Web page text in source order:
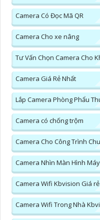
Camera Có Đọc Mã QR
Camera Cho xe nâng
Tư Vấn Chọn Camera Cho
Camera Giá Rẻ Nhất
Lắp Camera Phòng Phẩu
Camera có chống trộm
Camera Cho Công Trình
Camera Nhìn Màn Hình
Camera Wifi Kbvision Giá
Camera Wifi Trong Nhà